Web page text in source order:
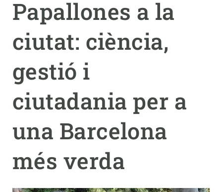
Papallones a la
ciutat: ciència,
gestió i
ciutadania per a
una Barcelona
més verda
menu
RECERCA
CIÈNCIA EN ACCIÓ
PARTICIPA
NOTÍCIES I AGENDA